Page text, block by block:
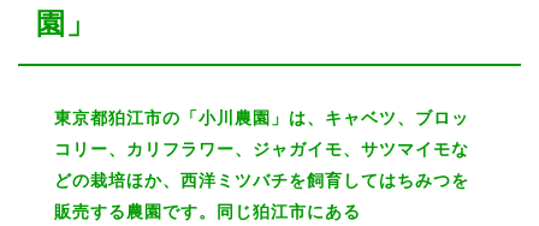
園」
東京都狛江市の「小川農園」は、キャベツ、ブロッ
コリー、カリフラワー、ジャガイモ、サツマイモな
どの栽培ほか、西洋ミツバチを飼育してはちみつを
販売する農園です。同じ狛江市にある